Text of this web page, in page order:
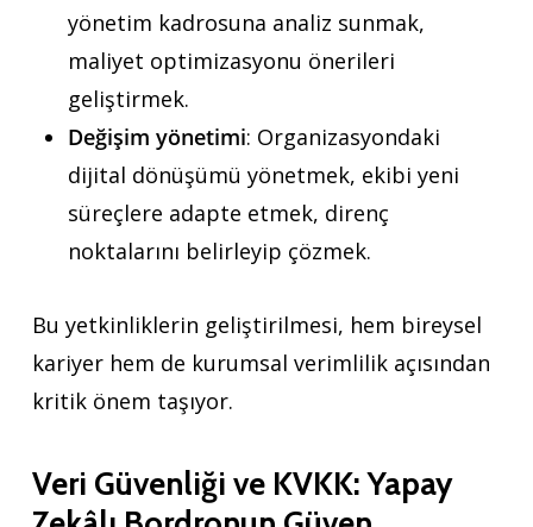
yönetim kadrosuna analiz sunmak,
maliyet optimizasyonu önerileri
geliştirmek.
Değişim yönetimi: Organizasyondaki
dijital dönüşümü yönetmek, ekibi yeni
süreçlere adapte etmek, direnç
noktalarını belirleyip çözmek.
Bu yetkinliklerin geliştirilmesi, hem bireysel
kariyer hem de kurumsal verimlilik açısından
kritik önem taşıyor.
Veri Güvenliği ve KVKK: Yapay